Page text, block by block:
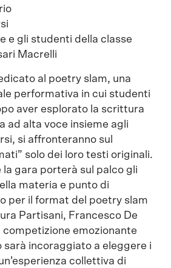
e gli studenti della classe
Macrelli
al poetry slam, una
performativa in cui studenti
aver esplorato la scrittura
ad alta voce insieme agli
si affronteranno sul
solo dei loro testi originali.
gara porterà sul palco gli
materia e punto di
per il format del poetry slam
Partisani, Francesco De
competizione emozionante
sarà incoraggiato a eleggere i
collettiva di